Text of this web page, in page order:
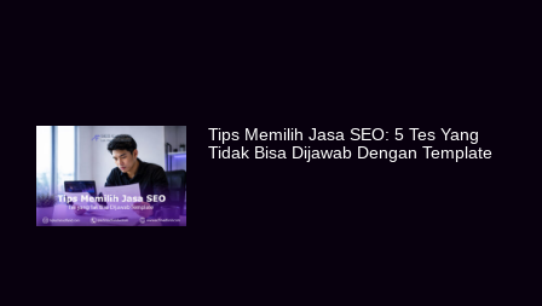
Tips Memilih Jasa SEO: 5 Tes Yang
Tidak Bisa Dijawab Dengan Template